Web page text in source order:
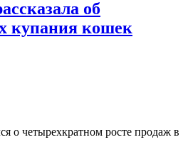
об
купания кошек
о четырехкратном росте продаж в